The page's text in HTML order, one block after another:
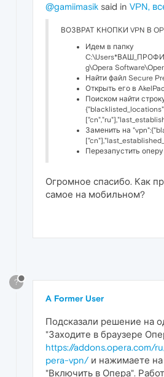
@gamiimasik said in VPN,
ВОЗВРАТ КНОПКИ VPN В
Идем в папку
g\Opera
Найти файл Secure
Открыть его в
Поиском найти
Заменить на
Перезапустить оперу
Огромное спасибо. Как
самое на мобильном?
?
A Former User
Подсказали решение на
"Заходите в браузере
https://addons.opera.com/
pera-vpn/и нажимаете на
"Включить в Опера".